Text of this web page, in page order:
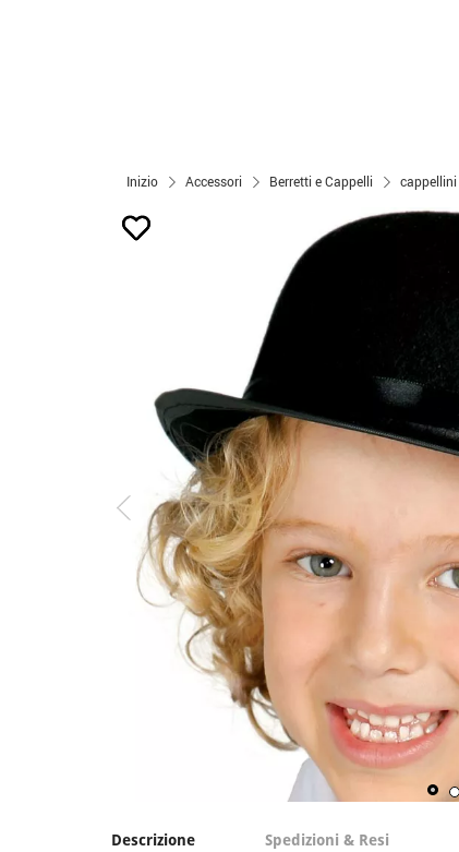
Inizio Accessori Berretti e Cappelli cappellini
Descrizione Spedizioni & Resi